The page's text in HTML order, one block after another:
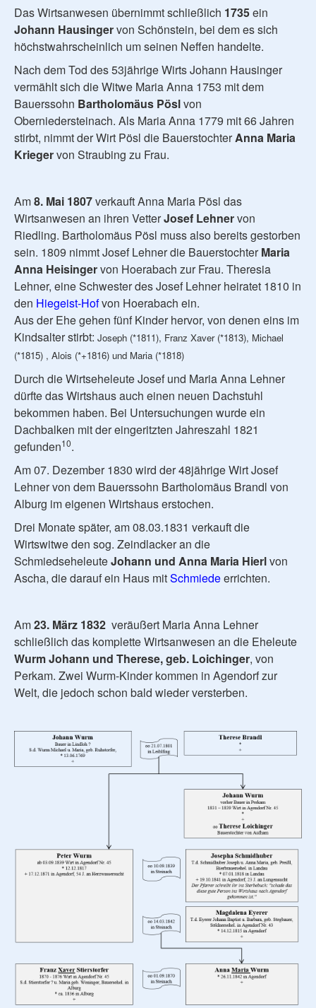
Das Wirtsanwesen übernimmt schließlich 1735ein
Johann Hausingervon Schönstein, bei dem es sich
höchstwahrscheinlich um seinen Neffen handelte.
Nach dem Tod des 53jährige Wirts Johann Hausinger
vermählt sich die Witwe Maria Anna 1753 mit dem
Bauerssohn Bartholomäus Pöslvon
Oberniedersteinach. Als Maria Anna 1779 mit 66 Jahren
stirbt, nimmt der Wirt Pösl die BauerstochterAnna Maria
Kriegervon Straubing zu Frau.
Am8. Mai 1807verkauft Anna Maria Pösl das
Wirtsanwesen an ihren VetterJosef Lehnervon
Riedling. Bartholomäus Pösl muss also bereits gestorben
sein. 1809 nimmt Josef Lehner die BauerstochterMaria
Anna Heisingervon Hoerabach zur Frau. Theresia
Lehner, eine Schwester des Josef Lehner heiratet 1810 in
den Hiegeist-Hofvon Hoerabach ein.
Aus der Ehe gehen fünf Kinder hervor, von denen eins im
Kindsalter stirbt: Joseph (*1811), Franz Xaver (*1813), Michael
(*1815) , Alois (*+1816) und Maria (*1818)
Durch die Wirtseheleute Josef und Maria Anna Lehner
dürfte das Wirtshaus auch einen neuen Dachstuhl
bekommen haben. Bei Untersuchungen wurde ein
Dachbalken mit der eingeritzten Jahreszahl 1821
gefunden10.
Am 07. Dezember 1830 wird der 48jährige Wirt Josef
Lehner von dem Bauerssohn Bartholomäus Brandl von
Alburg im eigenen Wirtshaus erstochen.
Drei Monate später, am 08.03.1831 verkauft die
Wirtswitwe den sog. Zeindlacker an die
SchmiedseheleuteJohann und Anna Maria Hierlvon
Ascha, die darauf ein Haus mitSchmiedeerrichten.
Am23. März 1832 veräußert Maria Anna Lehner
schließlich das komplette Wirtsanwesen an die Eheleute
Wurm Johann und Therese, geb. Loichinger, von
Perkam. Zwei Wurm-Kinder kommen in Agendorf zur
Welt, die jedoch schon bald wieder versterben.